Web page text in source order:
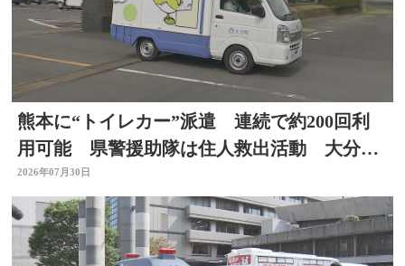
熊本に“トイレカー”派遣 連続で約200回利
用可能 県警援助隊は住人救出活動 大分か
ら支援の輪広がる
2026年07月30日